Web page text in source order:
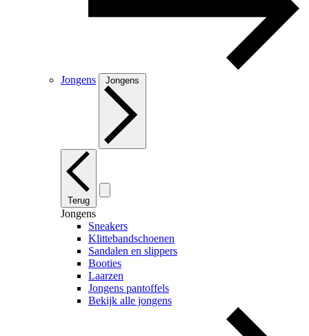
Jongens Jongens
Terug
Jongens
Sneakers
Klittebandschoenen
Sandalen en slippers
Booties
Laarzen
Jongens pantoffels
Bekijk alle jongens